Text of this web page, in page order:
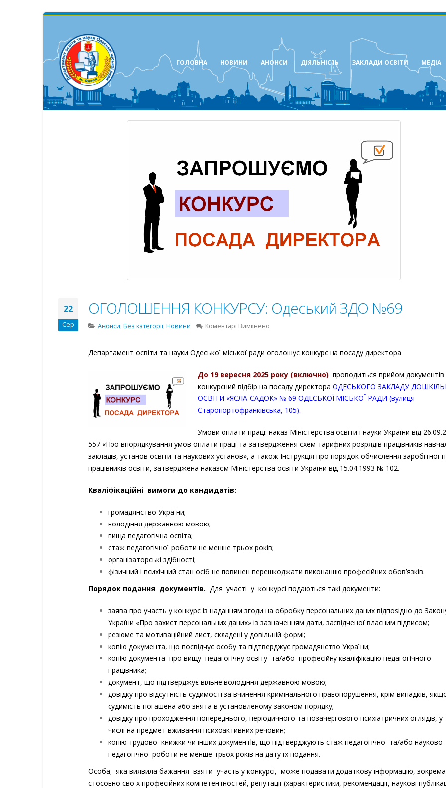
ГОЛОВНА НОВИНИ АНОНСИ ДІЯЛЬНІСТЬ ЗАКЛАДИ ОСВІТИ МЕДІА
22
Сер
ОГОЛОШЕННЯ КОНКУРСУ: Одеський ЗДО №69
Анонси,Без категорії,Новини Коментарі Вимкнено
Одеський
№69
Департамент освіти та науки Одеської міської ради оголошує конкурс на посаду директора
До 19 вересня 2025 року (включно) проводиться прийом
конкурсний відбір на посаду директора ОДЕСЬКОГО ЗАКЛАДУ
ОСВІТИ «ЯСЛА-САДОК» № 69 ОДЕСЬКОЇ МІСЬКОЇ РАДИ (вулиця
Старопортофранківська, 105).
Умови оплати праці: наказ Міністерства освіти i науки України від
557 «Про впорядкування умов оплати праці та затвердження схем тарифних розрядів працівників
закладів, установ освіти та наукових установ», а також Інструкція про порядок обчислення заробітної
працівників oсвіти, затверджена наказом Міністерства освіти України від 15.04.1993 № 102.
Кваліфікаційні вимоги до кандидатів:
громадянство України;
володіння державною мовою;
вища педагогічна освіта;
стаж педагогічної роботи не менше трьох років;
організаторські здібності;
фізичний i психічний стан осіб не повинен перешкоджати виконанню професійних обов’язків.
Порядок подання документів. Для участі у конкурсі подаються такі документи:
заява про участь у конкурс iз наданням згоди на обробку персональних даних відпоsідно до
України «Про захист персональних даних» із зазначенням дати, засвідченої власним підписом;
резюме та мотиваційний лист, складені у довільній формі;
копію документа, що посвідчує ocoбy та підтверджує громадянство України;
копію документа пpo вищу педагогічну освіту та/або професійну кваліфікацію педагогічного
працівника;
документ, що підтверджує вільне володіння державною мовою;
довідку про відсутність судимості за вчинення кримінального правопорушення, крім випадків,
судимість погашена a6o знята в установленому законом порядку;
довідку про проходження попереднього, періодичного та позачергового психіатричних оглядів, у
числі на предмет вживання психоактивних речовин;
копію трудової книжки чи інших документlв, що підтверджують стаж педагогічної та/або науково-
педагогічної роботи не менше трьох років на дату ïx подання.
Ocoбa, яка виявила бажання взяти участь у конкурсі, може подавати додаткову інформацію, зокрема
стосовно своїх професійних компетентностей, peпутації (характеристики, pекомендації, науковi